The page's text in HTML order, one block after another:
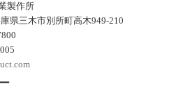
製作所
県三木市別所町高木949-210